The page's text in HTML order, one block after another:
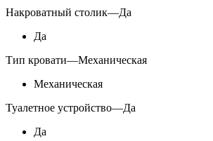
Накроватный столик—Да
Да
Тип кровати—Механическая
Механическая
Туалетное устройство—Да
Да